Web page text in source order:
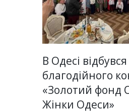
В Одесі
благодійного
«Золотий фонд
Жінки Одеси»